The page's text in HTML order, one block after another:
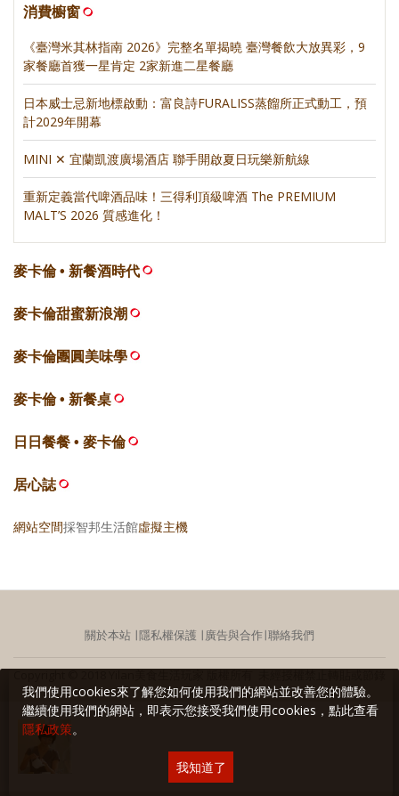
消費櫥窗
《臺灣米其林指南 2026》完整名單揭曉 臺灣餐飲大放異彩，9
家餐廳首獲一星肯定 2家新進二星餐廳
日本威士忌新地標啟動：富良詩FURALISS蒸餾所正式動工，預
計2029年開幕
MINI ✕ 宜蘭凱渡廣場酒店 聯手開啟夏日玩樂新航線
重新定義當代啤酒品味！三得利頂級啤酒 The PREMIUM
MALT’S 2026 質感進化！
麥卡倫 • 新餐酒時代
麥卡倫甜蜜新浪潮
麥卡倫團圓美味學
麥卡倫 • 新餐桌
日日餐餐 • 麥卡倫
居心誌
網站空間採智邦生活館虛擬主機
關於本站 ∣隱私權保護 ∣ 廣告與合作∣聯絡我們
我們使用cookies來了解您如何使用我們的網站並改善您的體驗。
繼續使用我們的網站，即表示您接受我們使用cookies，點此查看
隱私政策。
我知道了